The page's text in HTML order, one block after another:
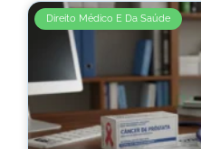
Direito Médico E Da Saúde